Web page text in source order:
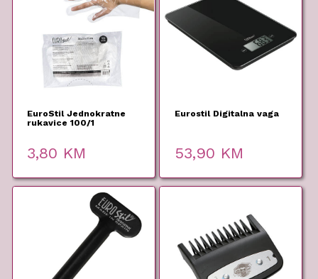
EuroStil Jednokratne
rukavice 100/1
3,80 KM
Eurostil Digitalna vaga
53,90 KM